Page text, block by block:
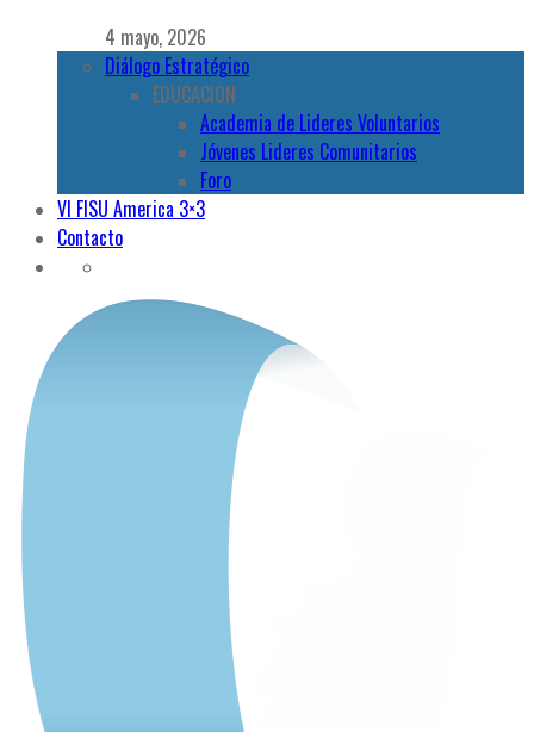
4 mayo, 2026
Diálogo Estratégico
EDUCACION
Academia de Lideres Voluntarios
Jóvenes Lideres Comunitarios
Foro
VI FISU America 3×3
Contacto